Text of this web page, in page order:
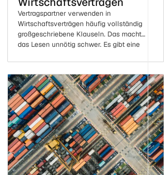
Vertragspartner verwenden in
Wirtschaftsverträgen häufig vollständig
großgeschriebene Klauseln. Das macht
das Lesen unnötig schwer. Es gibt eine